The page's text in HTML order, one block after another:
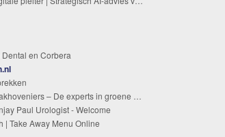
en Corbera
– De experts in groene daken!
Paul Urologist - Welcome
| Take Away Menu Online